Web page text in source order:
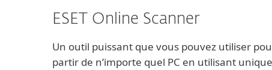
ESET Online Scanner
Un outil puissant que vous pouvez utiliser
partir de n’importe quel PC en utilisant